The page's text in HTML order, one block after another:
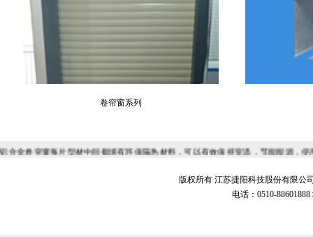
卷帘窗系列
铝合金卷帘窗每片型材中间都填有环保隔热材料，可以有效保持室温，节能能源，
下降40%以上。为了大限度获得保温效能，须将卷帘窗安装于窗的外部，同时要保
钢板网 干冰 锅炉
版权所有 江苏捷阳科技股份有限公
电话：0510-